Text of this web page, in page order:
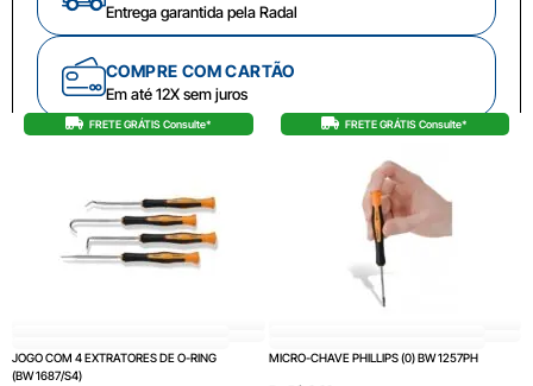
Entrega garantida pela Radal
COMPRE COM CARTÃO
Em até 12X sem juros
FRETE GRÁTIS Consulte*
JOGO COM 4 EXTRATORES DE O-RING
(BW 1687/S4)
FRETE GRÁTIS Consulte*
MICRO-CHAVE PHILLIPS (0) BW 1257PH